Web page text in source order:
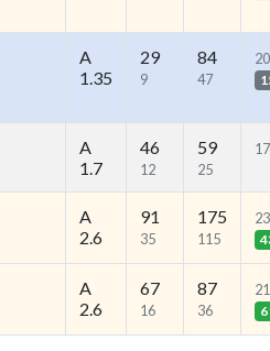
A
1.35
29
9
84
47
A
1.7
46
12
59
25
A
2.6
91
35
175
115
A
2.6
67
16
87
36